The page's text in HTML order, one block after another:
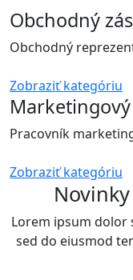
Obchodný
Obchodný
Zobraziť kategóriu
Pracovník
Zobraziť kategóriu
Lorem ipsum dolor
sed do eiusmod